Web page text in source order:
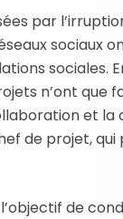
par
sociaux
sociales.
n’ont que
et la
de projet,
de